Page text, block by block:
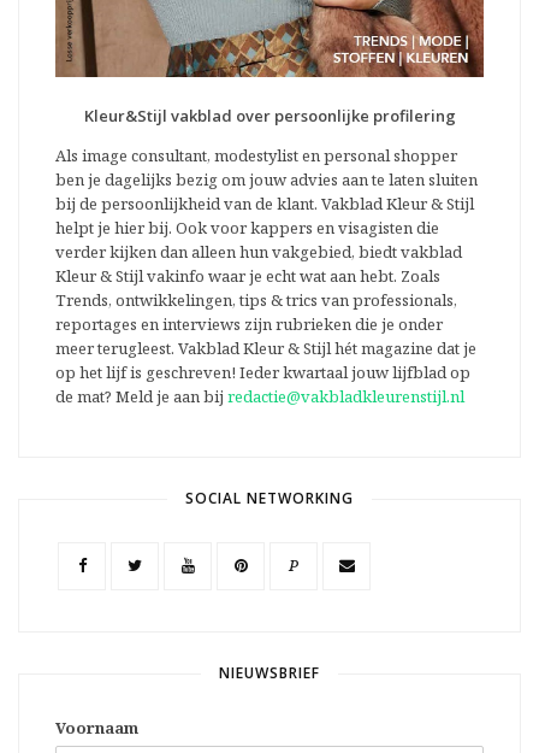
Kleur&Stijl vakblad over persoonlijke profilering
Als image consultant, modestylist en personal shopper
ben je dagelijks bezig om jouw advies aan te laten sluiten
bij de persoonlijkheid van de klant. Vakblad Kleur & Stijl
helpt je hier bij. Ook voor kappers en visagisten die
verder kijken dan alleen hun vakgebied, biedt vakblad
Kleur & Stijl vakinfo waar je echt wat aan hebt. Zoals
Trends, ontwikkelingen, tips & trics van professionals,
reportages en interviews zijn rubrieken die je onder
meer terugleest. Vakblad Kleur & Stijl hét magazine dat je
op het lijf is geschreven! Ieder kwartaal jouw lijfblad op
de mat? Meld je aan bij redactie@vakbladkleurenstijl.nl
SOCIAL NETWORKING
P
NIEUWSBRIEF
Voornaam